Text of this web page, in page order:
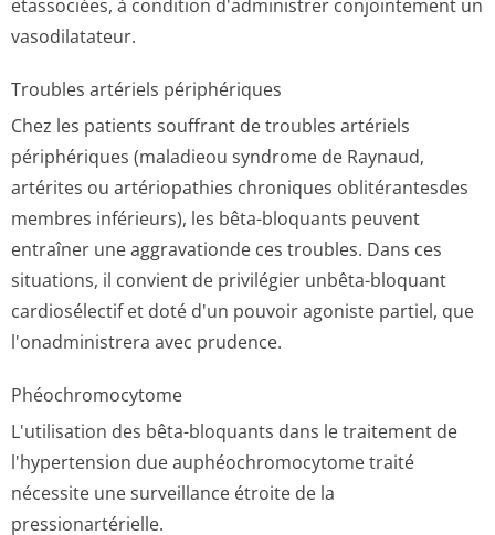
etassociées, à condition d'administrer conjointement un
vasodilatateur.
Troubles artériels périphériques
Chez les patients souffrant de troubles artériels
périphériques (maladieou syndrome de Raynaud,
artérites ou artériopathies chroniques oblitérantesdes
membres inférieurs), les bêta-bloquants peuvent
entraîner une aggravationde ces troubles. Dans ces
situations, il convient de privilégier unbêta-bloquant
cardiosélectif et doté d'un pouvoir agoniste partiel, que
l'onadministrera avec prudence.
Phéochromocytome
L'utilisation des bêta-bloquants dans le traitement de
l'hypertension due auphéochromocytome traité
nécessite une surveillance étroite de la
pressionartérielle.